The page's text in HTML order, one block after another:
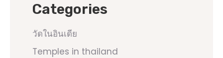
Categories
วัดในอินเดีย
Temples in thailand